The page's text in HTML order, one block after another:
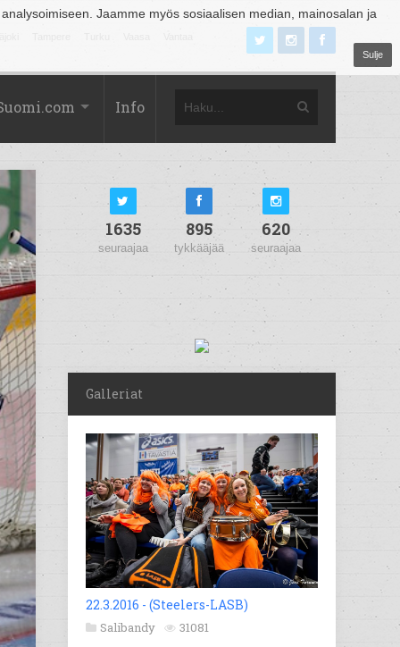
Jaamme myös sosiaalisen median, mainosalan ja
Sulje
Info
1635
seuraajaa
895
tykkääjää
620
seuraajaa
Galleriat
22.3.2016 - (Steelers-LASB)
Salibandy 31081